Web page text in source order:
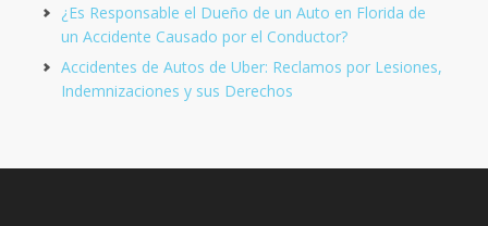
¿Es Responsable el Dueño de un Auto en Florida de
un Accidente Causado por el Conductor?
Accidentes de Autos de Uber: Reclamos por Lesiones,
Indemnizaciones y sus Derechos